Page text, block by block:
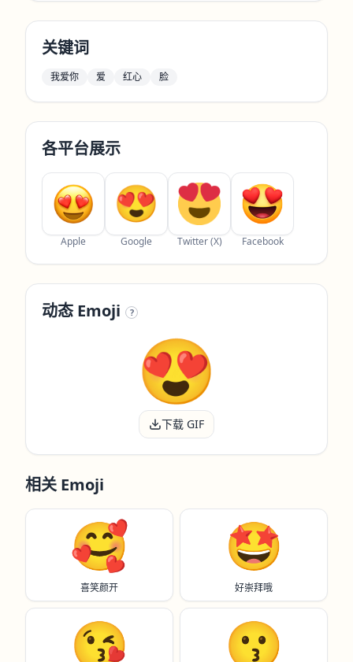
关键词
我爱你 爱 红心 脸
各平台展示
Apple Google Twitter (X) Facebook
动态 Emoji ?
下载 GIF
相关 Emoji
🥰
喜笑颜开
🤩
好崇拜哦
😘 😗